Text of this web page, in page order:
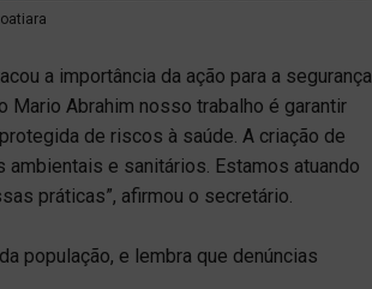
a importância da ação para a segurança
Mario Abrahim nosso trabalho é garantir
de riscos à saúde. A criação de
e sanitários. Estamos atuando
práticas”, afirmou o secretário.
população, e lembra que denúncias